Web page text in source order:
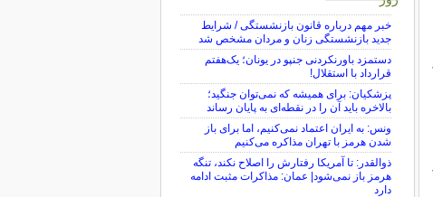
خبر مهم درباره قانون بازنشستگی / شرایط
جدید بازنشستگی زنان و مردان مشخص شد
دستمزد باورنکردنی جنپو در یونان؛ یک‌هفتم
قرارداد با استقلال!
پزشکیان: برای همیشه که نمی‌توان جنگید؛
بالاخره باید آن را در نقطه‌ای به پایان رساند
ونس: به ایران اعتماد نمی‌کنیم، اما برای باز
شدن هرمز با تهران مذاکره می‌کنیم
ذوالقدر: تا آمریکا رفتارش را اصلاح نکند، تنگه
هرمز باز نمی‌شود| عمان: مذاکرات مثبت ادامه
دارد